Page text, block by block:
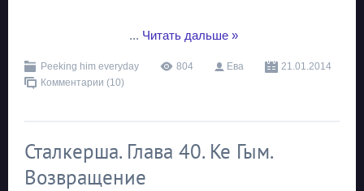
... Читать дальше »
Peeking him everyday 804 Ева
21.01.2014
Комментарии (10)
Сталкерша. Глава 40. Ке Гым.
Возвращение